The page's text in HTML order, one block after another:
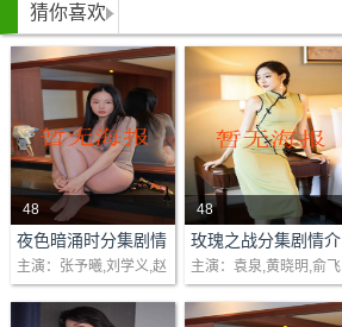
猜你喜欢
48
剧情：职场白领许倾
悠，常年在夜色降临时
和范云锡相恋10年，在
夜色暗涌时分集剧情
介绍(1-24 集)大结局
主演：张予曦,刘学义,赵
圆瑗,古子成
48
剧情：陈俏突遇丈夫离
世，临危接管了倾注丈
教育公司，面对董事会
玫瑰之战分集剧情介
绍(1-40 集)大结局
主演：袁泉,黄晓明,俞飞
鸿,代旭